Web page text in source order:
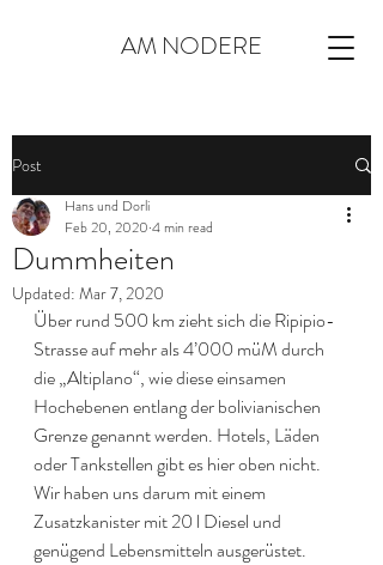
AM NODERE
Post
Dummheiten
Hans und Dorli
Feb 20, 2020 4 min read
Updated: Mar 7, 2020
Über rund 500 km zieht sich die Ripipio-
Strasse auf mehr als 4’000 müM durch
die „Altiplano“, wie diese einsamen
Hochebenen entlang der bolivianischen
Grenze genannt werden. Hotels, Läden
oder Tankstellen gibt es hier oben nicht.
Wir haben uns darum mit einem
Zusatzkanister mit 20 l Diesel und
genügend Lebensmitteln ausgerüstet.